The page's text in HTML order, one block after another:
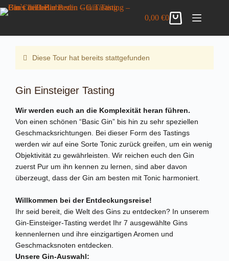
Zum
Inhalt
Gin Einsteiger Tasting
DETAILS ANZEIGEN
Warenkorb
0,00€0
Diese Tour hat bereits stattgefunden
Gin Einsteiger Tasting
Wir werden euch an die Komplexität heran führen.
Von einen schönen “Basic Gin” bis hin zu sehr speziellen
Geschmacksrichtungen. Bei dieser Form des Tastings
werden wir auf eine Sorte Tonic zurück greifen, um ein wenig
Objektivität zu gewährleisten. Wir reichen euch den Gin
zuerst Pur um ihn kennen zu lernen, sind aber davon
überzeugt, dass der Gin am besten mit Tonic harmoniert.
Willkommen bei der Entdeckungsreise!
Ihr seid bereit, die Welt des Gins zu entdecken? In unserem
Gin-Einsteiger-Tasting werdet Ihr 7 ausgewählte Gins
kennenlernen und ihre einzigartigen Aromen und
Geschmacksnoten entdecken.
Unsere Gin-Auswahl: